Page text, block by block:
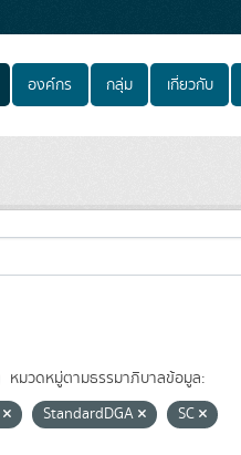
องค์กร กลุ่ม เกี่ยวกับ
หมวดหมู่ตามธรรมาภิบาลข้อมูล:
StandardDGA SC